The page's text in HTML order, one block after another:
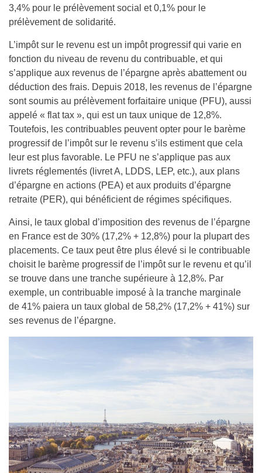
3,4% pour le prélèvement social et 0,1% pour le
prélèvement de solidarité.
L’impôt sur le revenu est un impôt progressif qui varie en
fonction du niveau de revenu du contribuable, et qui
s’applique aux revenus de l’épargne après abattement ou
déduction des frais. Depuis 2018, les revenus de l’épargne
sont soumis au prélèvement forfaitaire unique (PFU), aussi
appelé « flat tax », qui est un taux unique de 12,8%.
Toutefois, les contribuables peuvent opter pour le barème
progressif de l’impôt sur le revenu s’ils estiment que cela
leur est plus favorable. Le PFU ne s’applique pas aux
livrets réglementés (livret A, LDDS, LEP, etc.), aux plans
d’épargne en actions (PEA) et aux produits d’épargne
retraite (PER), qui bénéficient de régimes spécifiques.
Ainsi, le taux global d’imposition des revenus de l’épargne
en France est de 30% (17,2% + 12,8%) pour la plupart des
placements. Ce taux peut être plus élevé si le contribuable
choisit le barème progressif de l’impôt sur le revenu et qu’il
se trouve dans une tranche supérieure à 12,8%. Par
exemple, un contribuable imposé à la tranche marginale
de 41% paiera un taux global de 58,2% (17,2% + 41%) sur
ses revenus de l’épargne.